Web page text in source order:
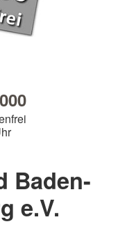
Baden-
e.V.